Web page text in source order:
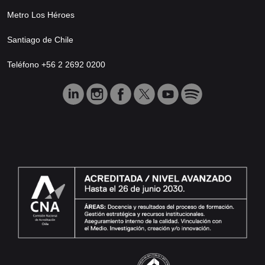
Metro Los Héroes
Santiago de Chile
Teléfono +56 2 2692 0200